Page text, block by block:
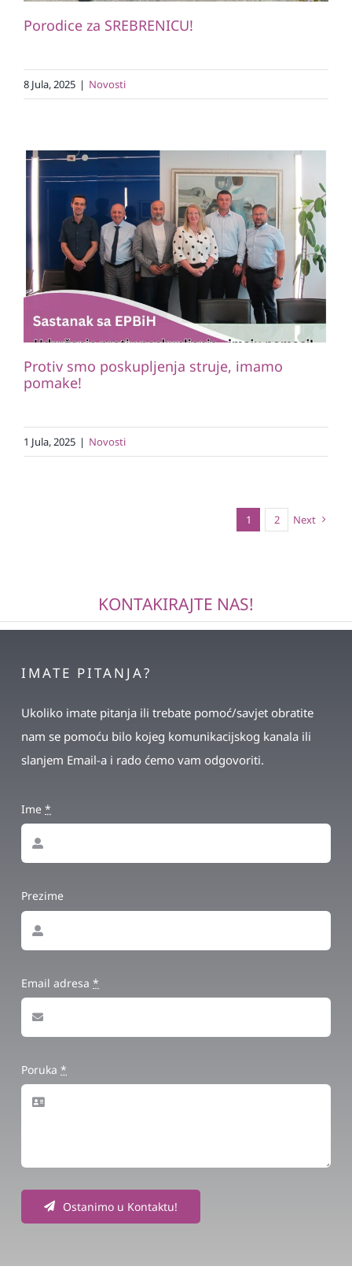
Porodice za SREBRENICU!
8 Jula, 2025 | Novosti
Protiv smo poskupljenja struje,
imamo pomake!
Novosti
Protiv smo poskupljenja struje, imamo
pomake!
1 Jula, 2025 | Novosti
1 2 Next
KONTAKIRAJTE NAS!
Ime*
Prezime
Email adresa*
Poruka*
Ostanimo u Kontaktu!
IMATE PITANJA?
Ukoliko imate pitanja ili trebate pomoć/savjet obratite
nam se pomoću bilo kojeg komunikacijskog kanala ili
slanjem Email-a i rado ćemo vam odgovoriti.